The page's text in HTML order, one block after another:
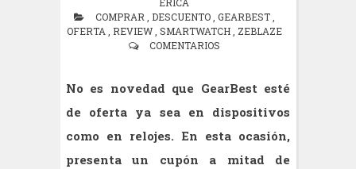
COMPRAR
DESCUENTO GEARBEST
OFERTA
REVIEW SMARTWATCH
ZEBLAZE
COMENTARIOS
No es novedad que GearBest esté
de oferta ya sea en dispositivos
como en relojes. En esta ocasión,
presenta un cupón a mitad de